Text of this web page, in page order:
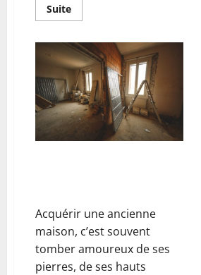
SuiteEn
savoir
Les
outils
d’application
de
peinture
:
guide
complet
des
pinceaux
Acquérir une ancienne
maison, c’est souvent
tomber amoureux de ses
pierres, de ses hauts